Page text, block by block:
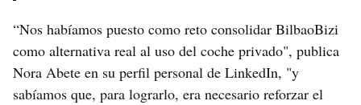
“Nos habíamos puesto como reto consolidar BilbaoBizi
como alternativa real al uso del coche privado", publica
Nora Abete en su perfil personal de LinkedIn, "y
sabíamos que, para lograrlo, era necesario reforzar el